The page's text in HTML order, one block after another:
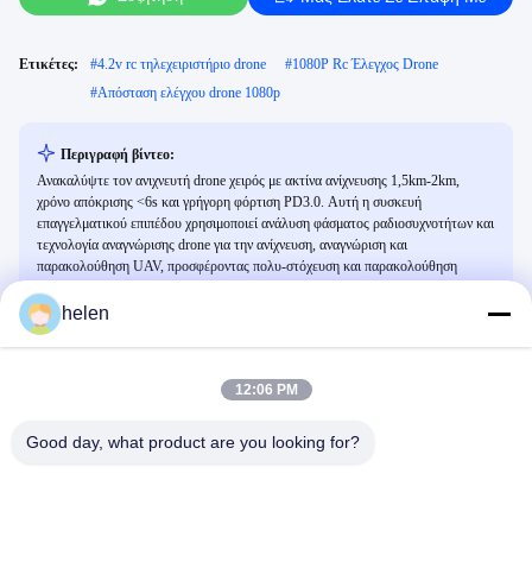
Ετικέτες: #4.2v rc τηλεχειριστήριο drone #1080P Rc Έλεγχος Drone
#Απόσταση ελέγχου drone 1080p
Περιγραφή βίντεο:
Ανακαλύψτε τον ανιχνευτή drone χειρός με ακτίνα ανίχνευσης 1,5km-2km,
χρόνο απόκρισης <6s και γρήγορη φόρτιση PD3.0. Αυτή η συσκευή
επαγγελματικού επιπέδου χρησιμοποιεί ανάλυση φάσματος ραδιοσυχνοτήτων και
τεχνολογία αναγνώρισης drone για την ανίχνευση, αναγνώριση και
παρακολούθηση UAV, προσφέροντας πολυ-στόχευση και παρακολούθηση
helen
12:06 PM
Good day, what product are you looking for?